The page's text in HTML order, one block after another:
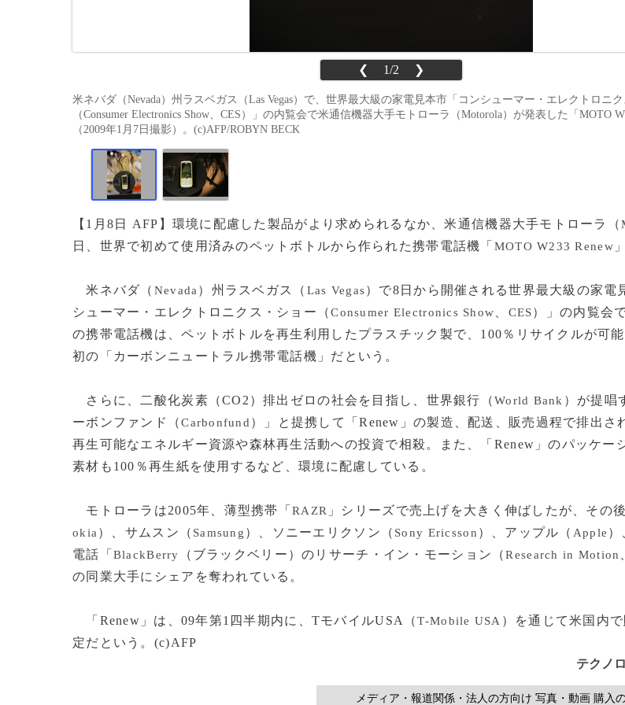
❮ 1/2 ❯
米ネバダ（Nevada）州ラスベガス（Las Vegas）で、世界最大級の家電見本市「コンシューマー・エレクトロニ
（Consumer Electronics Show、CES）」の内覧会で米通信機器大手モトローラ（Motorola）が発表した「MOTO
（2009年1月7日撮影）。(c)AFP/ROBYN BECK
【1月8日 AFP】環境に配慮した製品がより求められるなか、米通信機器大手モトローラ（
日、世界で初めて使用済みのペットボトルから作られた携帯電話機「 MOTO W233 Renew
米ネバダ（ Nevada ）州ラスベガス（ Las Vegas）で8日から開催される世界最大級の家電
シューマー・エレクトロニクス・ショー（Consumer Electronics Show CES）」の内覧会
の携帯電話機は、ペットボトルを再生利用したプラスチック製で、100％リサイクルが可
初の「カーボンニュートラル携帯電話機」だという。
さらに、二酸化炭素（CO2）排出ゼロの社会を目指し、世界銀行（World Bank ）が提唱
ーボンファンド（Carbonfund ）」と提携して「Renew」の製造、配送、販売過程で排出さ
再生可能なエネルギー資源や森林再生活動への投資で相殺。また、「Renew」のパッケー
素材も100％再生紙を使用するなど、環境に配慮している。
モトローラは2005年、薄型携帯「RAZR 」シリーズで売上げを大きく伸ばしたが、その
okia ）、サムスン（ Samsung ）、ソニーエリクソン（ Sony Ericsson ）、アップル（ Apple ）
電話「 BlackBerry （ブラックベリー）のリサーチ・イン・モーション（Research in Motion
の同業大手にシェアを奪われている。
「Renew」は、09年第1四半期内に、TモバイルUSA（T-Mobile USA ）を通じて米国内
定だという。(c)AFP
テクノ
メディア・報道関係・法人の方向け 写真・動画 購入